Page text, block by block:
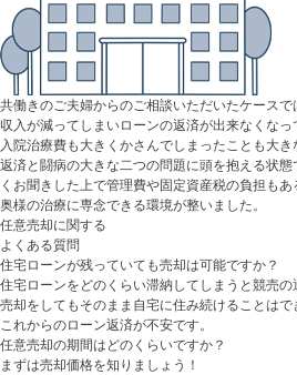
共働きのご夫婦からのご相談いただいたケース
収入が減ってしまいローンの返済が出来なくなっ
入院治療費も大きくかさんでしまったことも大き
返済と闘病の大きな二つの問題に頭を抱える状
くお聞きした上で管理費や固定資産税の負担も
奥様の治療に専念できる環境が整いました。
任意売却に関する
よくある質問
住宅ローンが残っていても売却は可能ですか？
住宅ローンをどのくらい滞納してしまうと競売の
売却をしてもそのまま自宅に住み続けることはで
これからのローン返済が不安です。
任意売却の期間はどのくらいですか？
まずは売却価格を知りましょう！